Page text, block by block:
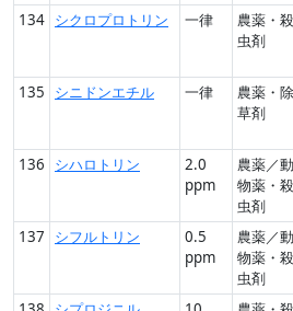
134 シクロプロトリン 一律
農薬・殺
虫剤
135
シニドンエチル 一律
農薬・除
草剤
136
シハロトリン
2.0
ppm
農薬／動
物薬・殺
虫剤
137 シフルトリン
0.5
ppm
農薬／動
物薬・殺
虫剤